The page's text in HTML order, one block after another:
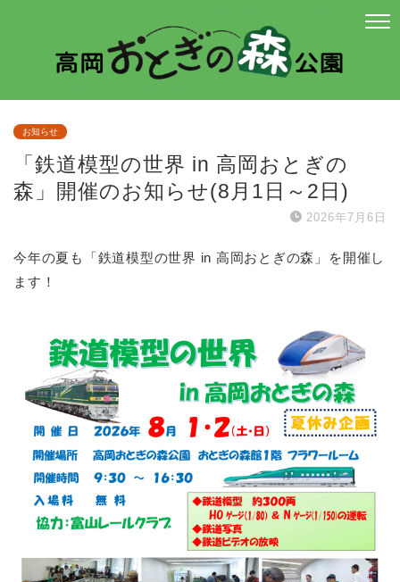
お知らせ
「鉄道模型の世界 in 高岡おとぎの
森」開催のお知らせ(8月1日～2日)
2026年7月6日
今年の夏も「鉄道模型の世界 in 高岡おとぎの森」を開催し
ます！